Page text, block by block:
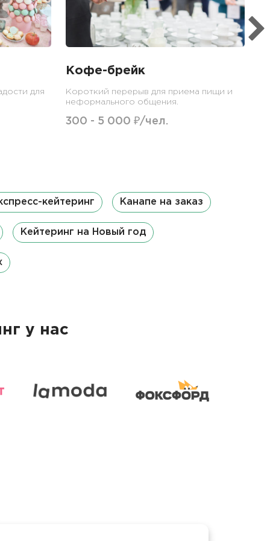
для
Кофе-брейк
Короткий перерыв для приема пищи и
неформального общения.
300 - 5 000 ₽/чел.
кейтеринг Канапе на заказ
Кейтеринг на Новый год
у нас